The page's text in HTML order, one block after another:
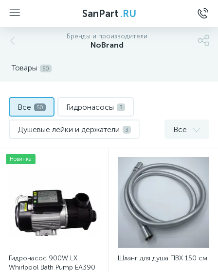
SanPart .RU
Бренды и производители
NoBrand
Товары 50
Все 50 Гидронасосы 3
Душевые лейки и держатели 3
Заливной механизм
Запчасти для джакузи и гидромассажных ванн 2
Запчасти для ремонта душевой кабины
Клавиши и кнопки 3 Комплект арматуры 3
Манжеты и прокладки Парогенераторы
Все
Новинка
Гидронасос 900W LX
Whirlpool Bath Pump EA390
Шланг для душа ПВХ 150 см